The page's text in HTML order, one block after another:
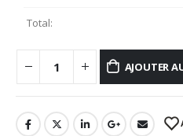
Total:
AJOUTER